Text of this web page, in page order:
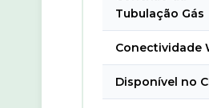
Tubulação Gás
Conectividade
Disponível no